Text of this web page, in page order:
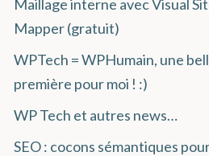
Maillage interne avec Visual
Mapper (gratuit)
WPTech = WPHumain, une
première pour moi ! :)
WP Tech et autres news…
SEO : cocons sémantiques